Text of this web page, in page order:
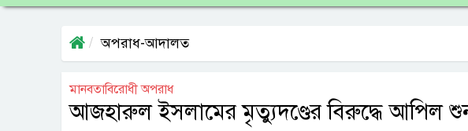
অপরাধ-আদালত
মানবতাবিরোধী অপরাধ
আজহারুল ইসলামের মৃত্যুদণ্ডের বিরুদ্ধে আপিল